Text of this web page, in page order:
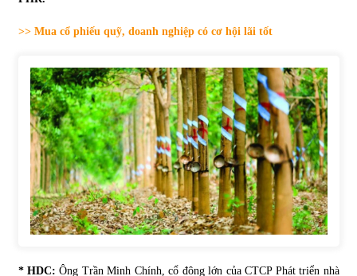
31/05/2022
Bất ổn từ các cuộc đấu giá đất ở Thanh Hoá
31/05/2022
Tiền gửi vào ngân hàng tiếp tục tăng mạnh
31/05/2022
S&P Ratings cập nhật xếp hạng tín nhiệm của
>> Mua cổ phiếu quỹ, doanh nghiệp có cơ hội lãi tốt
* HDC:Ông Trần Minh Chính, cổ đông lớn của CTCP Phát triển nhà